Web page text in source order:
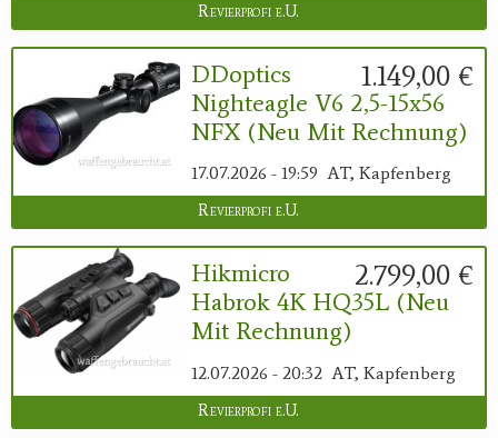
Revierprofi e.U.
1.149,00 €
DDoptics
Nighteagle V6 2,5-15x56
NFX (neu Mit Rechnung)
17.07.2026 - 19:59 AT, Kapfenberg
Revierprofi e.U.
2.799,00 €
Hikmicro
Habrok 4K HQ35L (neu
Mit Rechnung)
12.07.2026 - 20:32 AT, Kapfenberg
Revierprofi e.U.